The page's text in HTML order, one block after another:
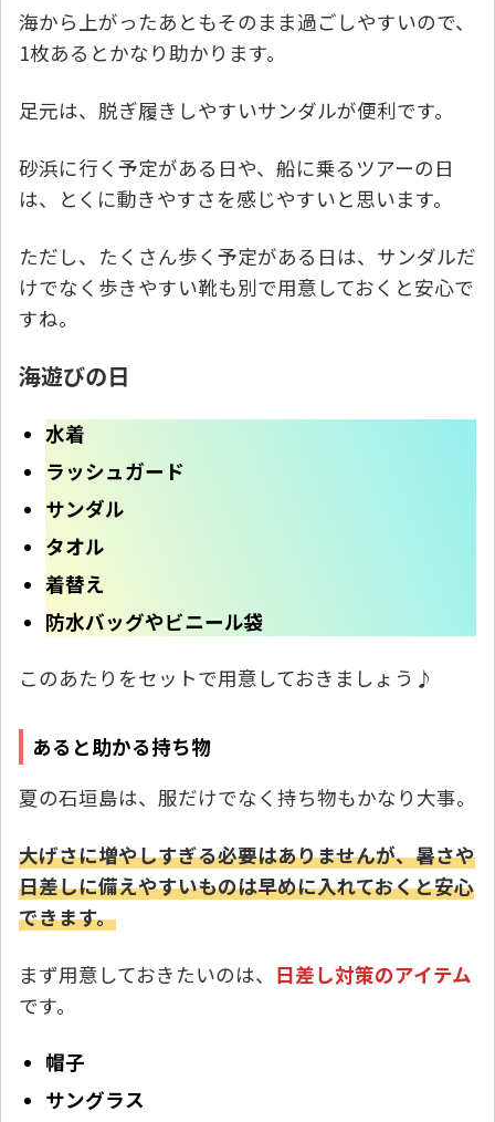
海から上がったあともそのまま過ごしやすいので、
1枚あるとかなり助かります。
足元は、脱ぎ履きしやすいサンダルが便利です。
砂浜に行く予定がある日や、船に乗るツアーの日
は、とくに動きやすさを感じやすいと思います。
ただし、たくさん歩く予定がある日は、サンダルだ
けでなく歩きやすい靴も別で用意しておくと安心で
すね。
海遊びの日
水着
ラッシュガード
サンダル
タオル
着替え
防水バッグやビニール袋
このあたりをセットで用意しておきましょう♪
あると助かる持ち物
夏の石垣島は、服だけでなく持ち物もかなり大事。
大げさに増やしすぎる必要はありませんが、暑さや
日差しに備えやすいものは早めに入れておくと安心
できます。
まず用意しておきたいのは、 日差し対策のアイテム
です。
帽子
サングラス